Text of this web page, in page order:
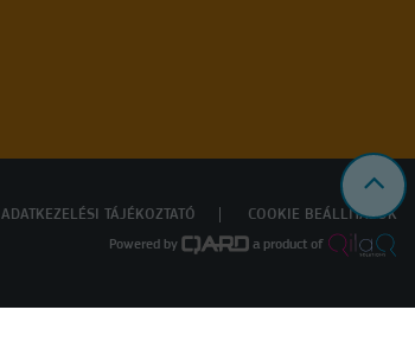
ADATKEZELÉSI TÁJÉKOZTATÓ COOKIE BEÁLLÍTÁSOK
Powered by a product of